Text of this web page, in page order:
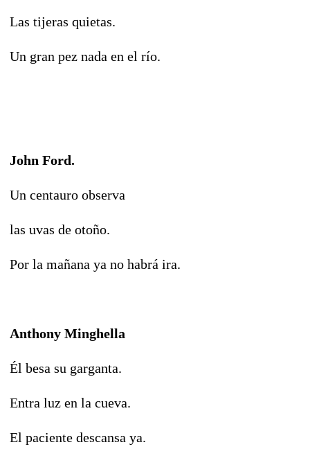
Las tijeras quietas.
Un gran pez nada en el río.
John Ford.
Un centauro observa
las uvas de otoño.
Por la mañana ya no habrá ira.
Anthony Minghella
Él besa su garganta.
Entra luz en la cueva.
El paciente descansa ya.